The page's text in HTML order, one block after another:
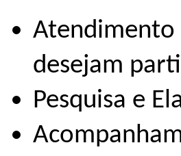
Atendimento
desejam
Pesquisa e